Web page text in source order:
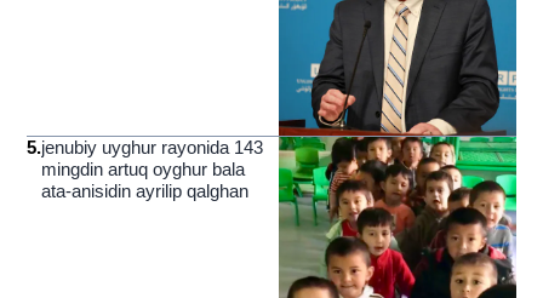
5.jenubiy uyghur rayonida 143
mingdin artuq oyghur bala
ata-anisidin ayrilip qalghan